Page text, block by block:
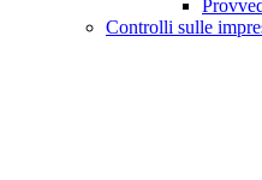
Controlli sulle